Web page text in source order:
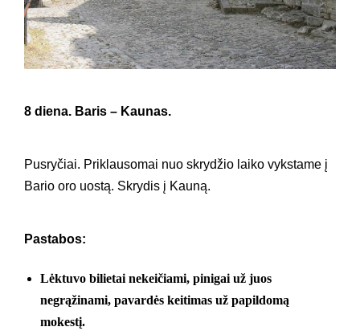
8 diena. Baris – Kaunas.
Pusryčiai. Priklausomai nuo skrydžio laiko vykstame į
Bario oro uostą. Skrydis į Kauną.
Pastabos:
Lėktuvo bilietai nekeičiami, pinigai už juos
negrąžinami, pavardės keitimas už papildomą
mokestį.